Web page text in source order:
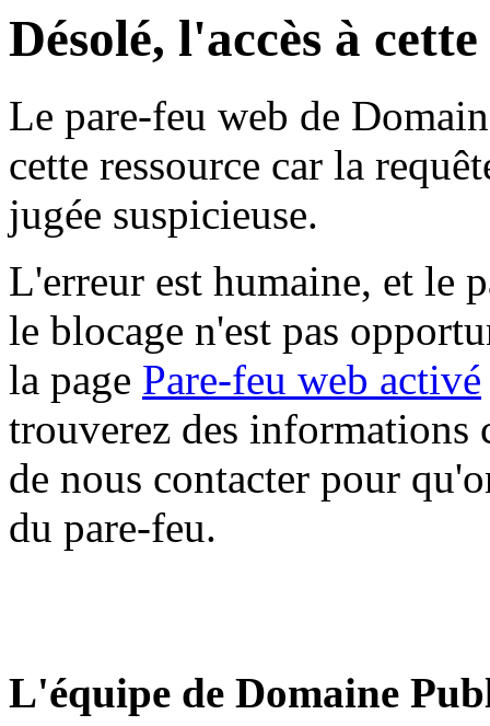
Désolé, l'accès à
Le pare-feu web de
cette ressource car la
jugée suspicieuse.
L'erreur est humaine, et le
le blocage n'est pas
la page Pare-feu web activé
trouverez des informations
de nous contacter pour
du pare-feu.
L'équipe de Domaine